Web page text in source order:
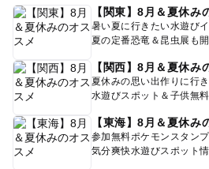
【関東】8月＆夏休み
暑い夏に行きたい水遊び
夏の定番恐竜＆昆虫展も開
【関西】8月＆夏休み
夏休みの思い出作りに行
水遊びスポット＆子供無
【東海】8月＆夏休み
参加無料ポケモンスタン
気分爽快水遊びスポット情